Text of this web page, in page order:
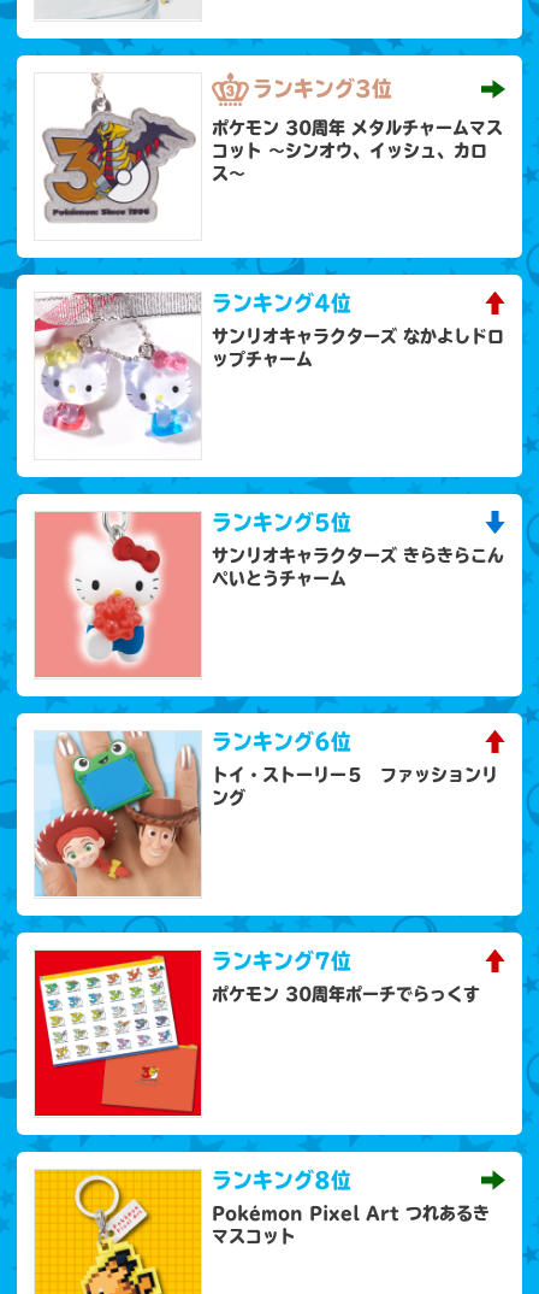
ランキング3位
ポケモン 30周年 メタルチャームマス
コット 〜シンオウ、イッシュ、カロ
ス〜
ランキング4位
サンリオキャラクターズ なかよしドロ
ップチャーム
ランキング5位
サンリオキャラクターズ きらきらこん
ぺいとうチャーム
ランキング6位
トイ・ストーリー５ ファッションリ
ング
ランキング7位
ポケモン 30周年ポーチでらっくす
ランキング8位
Pokémon Pixel Art つれあるき
マスコット